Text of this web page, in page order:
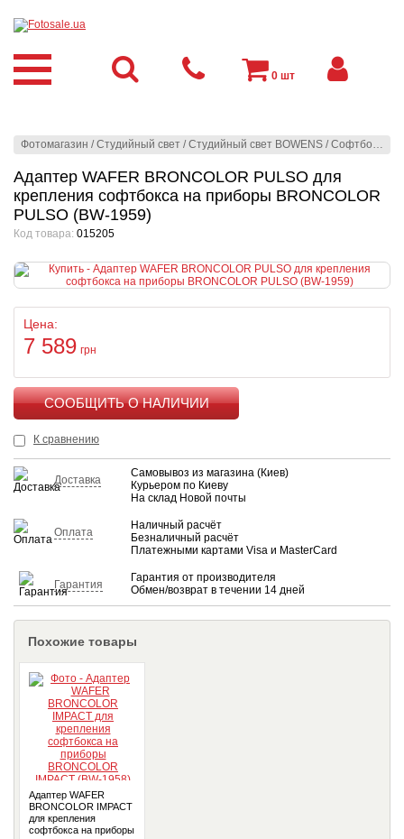
Фотомагазин /Студийный свет /Студийный свет BOWENS /Софтбоксы
Адаптер WAFER BRONCOLOR PULSO для
крепления софтбокса на приборы BRONCOLOR
PULSO (BW-1959)
Код товара: 015205
Цена:
7 589 грн
К сравнению
Доставка
Самовывоз из магазина (Киев)
Курьером по Киеву
На склад Новой почты
Оплата
Наличный расчёт
Безналичный расчёт
Платежными картами Visa и MasterCard
Гарантия
Гарантия от производителя
Обмен/возврат в течении 14 дней
Похожие товары
Адаптер WAFER
BRONCOLOR IMPACT
для крепления
софтбокса на приборы
0 шт